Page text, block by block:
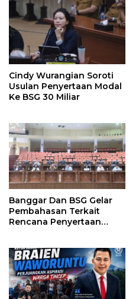
Cindy Wurangian Soroti
Usulan Penyertaan Modal
Ke BSG 30 Miliar
Banggar Dan BSG Gelar
Pembahasan Terkait
Rencana Penyertaan